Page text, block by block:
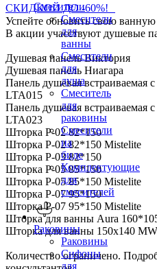
Смесители
Смесители
для
ванны
Смесители
для
душа
Смеситель
для
раковины
Смесители
на
биде
Комплектующие
для
смесителей
Раковины
Раковины
Сифоны
для
СКИДКОЙ ДО -60%!
Успейте обновить свою
В акции учасствуют душевые
Душевая панель Виктория
Душевая панель Ниагара
Панель душевая встраиваемая
LTA015
Панель душевая встраиваемая
LTA023
Шторка P-02 82*150
Шторка P-02 82*150 Mistelite
Шторка P-03 82*150
Шторка P-05 85*150
Шторка P-05 85*150 Mistelite
Шторка P-07 95*150
Шторка P-07 95*150 Mistelite
Шторка для ванны Aura
Шторка для ванны 150х140
Количество ограничено.